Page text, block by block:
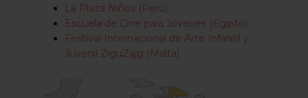
La Plaza Niños (Perú)
Escuela de Cine para Jóvenes (Egipto)
Festival Internacional de Arte Infantil y
Juvenil ZiguZajg (Malta)